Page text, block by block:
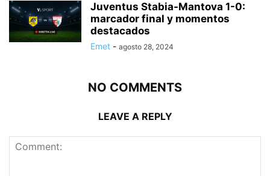
Juventus Stabia-Mantova 1-0:
marcador final y momentos
destacados
Emet - agosto 28, 2024
NO COMMENTS
LEAVE A REPLY